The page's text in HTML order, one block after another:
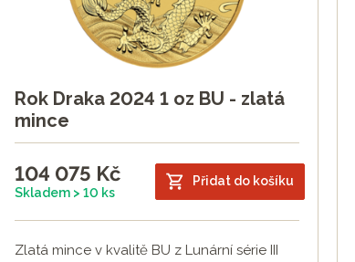
Rok Draka 2024 1 oz BU - zlatá
mince
104 075 Kč
Skladem > 10 ks
Přidat do košíku
Zlatá mince v kvalitě BU z Lunární série III